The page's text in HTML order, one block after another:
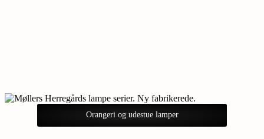
Orangeri og udestue lamper